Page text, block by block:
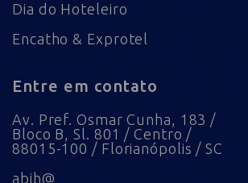
Dia do Hoteleiro
Encatho & Exprotel
Entre em contato
Av. Pref. Osmar Cunha, 183 /
Bloco B, Sl. 801 / Centro /
88015-100 / Florianópolis / SC
abih@